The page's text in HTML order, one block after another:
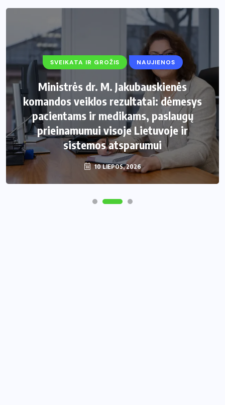
SVEIKATA IR GROŽIS NAUJIENOS
Ministrės dr. M. Jakubauskienės
komandos veiklos rezultatai: dėmesys
pacientams ir medikams, paslaugų
prieinamumui visoje Lietuvoje ir
sistemos atsparumui
10 LIEPOS, 2026